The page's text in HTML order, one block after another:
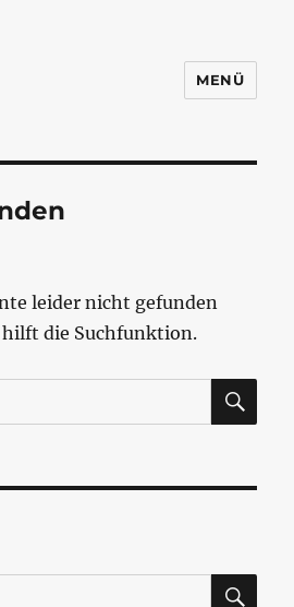
MENÜ
leider nicht gefunden
die Suchfunktion.